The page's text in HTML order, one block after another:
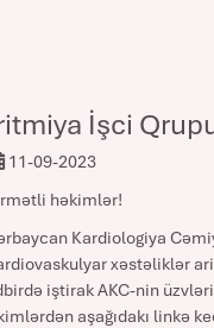
İşci
11-09-2023
həkimlər!
Kardiologiya
xəstəliklər
iştirak AKC-nin
aşağıdakı linkə